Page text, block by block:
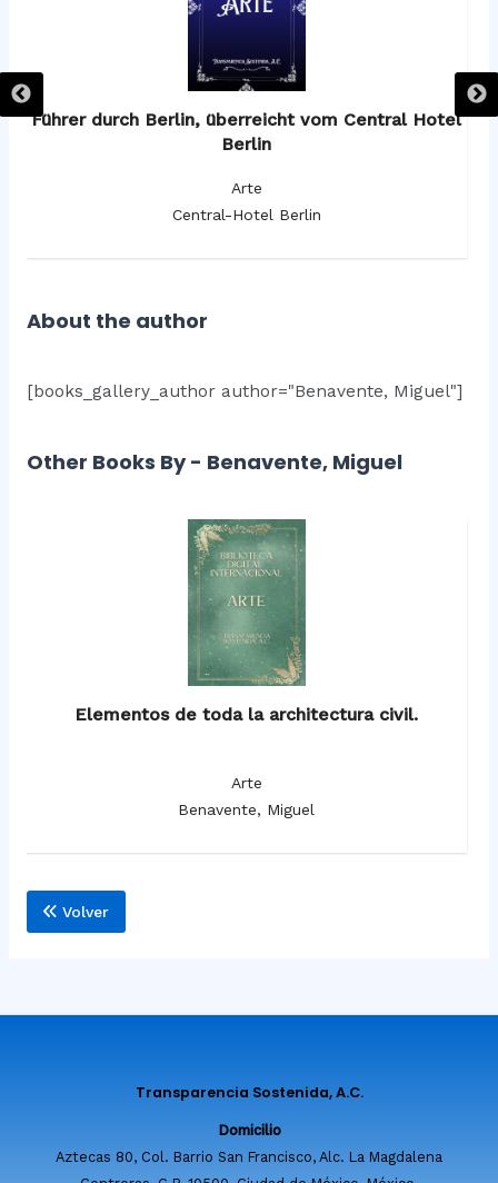
Führer durch Berlin, überreicht vom Central Hotel
Berlin
Arte
Central-Hotel Berlin
About the author
[books_gallery_author author="Benavente, Miguel"]
Other Books By - Benavente, Miguel
Elementos de toda la architectura civil.
Arte
Benavente, Miguel
Volver
Transparencia Sostenida, A.C.
Domicilio
Aztecas 80, Col. Barrio San Francisco, Alc. La Magdalena